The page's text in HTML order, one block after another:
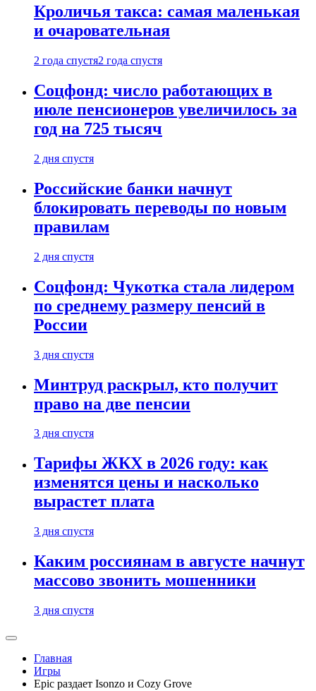
Кроличья такса: самая маленькая
и очаровательная
2 года спустя2 года спустя
Соцфонд: число работающих в
июле пенсионеров увеличилось за
год на 725 тысяч
2 дня спустя
Российские банки начнут
блокировать переводы по новым
правилам
2 дня спустя
Соцфонд: Чукотка стала лидером
по среднему размеру пенсий в
России
3 дня спустя
Минтруд раскрыл, кто получит
право на две пенсии
3 дня спустя
Тарифы ЖКХ в 2026 году: как
изменятся цены и насколько
вырастет плата
3 дня спустя
Каким россиянам в августе начнут
массово звонить мошенники
3 дня спустя
Главная
Игры
Epic раздает Isonzo и Cozy Grove